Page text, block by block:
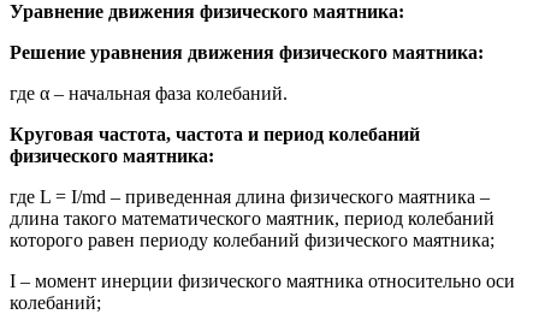
Уравнение движения физического маятника:
Решение уравнения движения физического маятника:
где α – начальная фаза колебаний.
Круговая частота, частота и период колебаний
физического маятника:
где L = I/md – приведенная длина физического маятника –
длина такого математического маятник, период колебаний
которого равен периоду колебаний физического маятника;
I – момент инерции физического маятникa относительно оси
колебаний;